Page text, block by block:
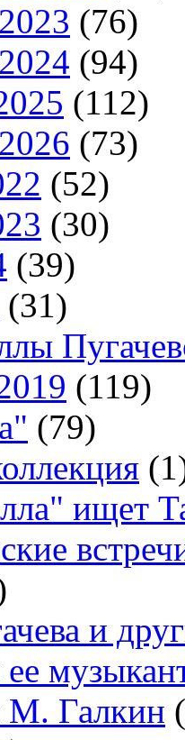
(76)
(94)
(112)
(73)
(52)
(30)
(39)
(31)
(119)
(79)
ищет
и
М. Галкин